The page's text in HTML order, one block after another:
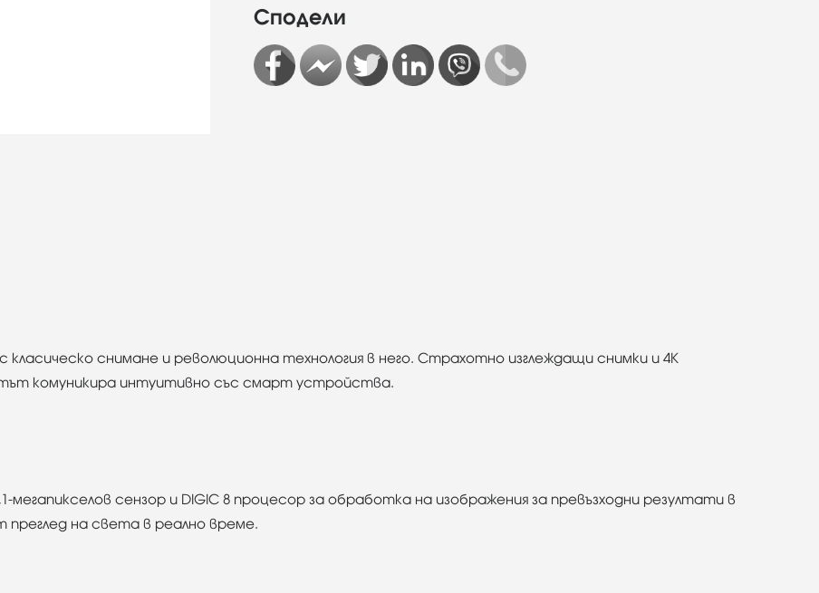
Сподели
класическо снимане и революционна технология в него. Страхотно изглеждащи снимки и 4K
комуникира интуитивно със смарт устройства.
мегапикселов сензор и DIGIC 8 процесор за обработка на изображения за превъзходни резултати в
на света в реално време.